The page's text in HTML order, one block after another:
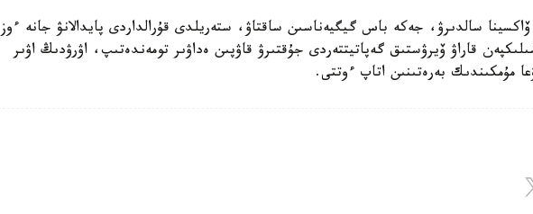
ۆاكسينا سالدىرۋ، جەكە باس گيگيەناسىن ساقتاۋ، ستەريلدى قۇرالداردى پايدالانۋ جانە ءوز
قاراۋ ۆيرۋستىق گەپاتيتتەردى جۇقتىرۋ قاۋپىن ەداۋىر تومەندەتىپ، اۋرۋدىڭ اۋىر
مۇمكىندىك بەرەتىنىن اتاپ ءوتتى.